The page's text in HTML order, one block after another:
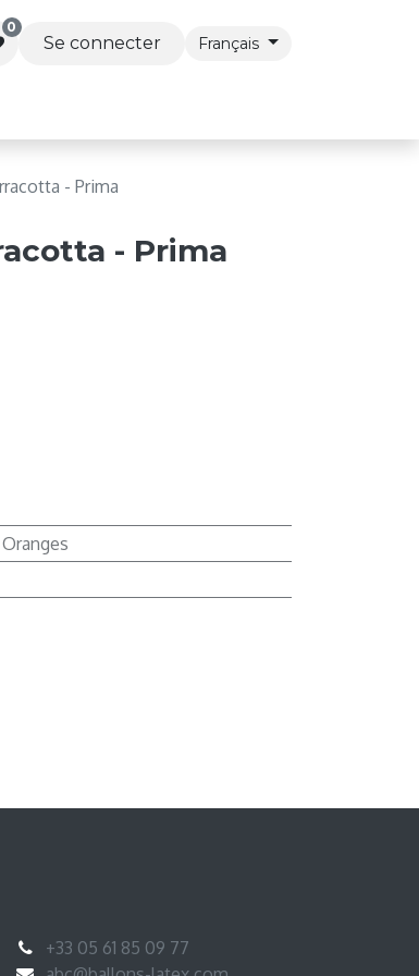
0
Se connecter Français
- Prima
- Prima
Oranges
+33 05 61 85 09 77